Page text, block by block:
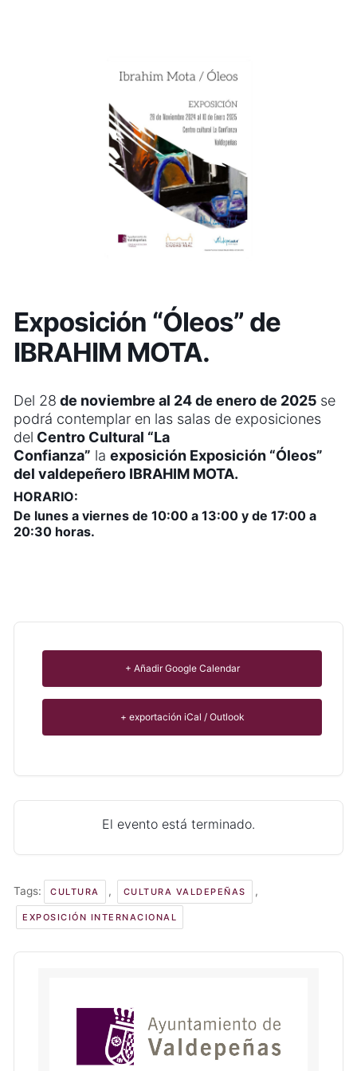
Exposición “Óleos” de
IBRAHIM MOTA.
Del 28 de noviembre al 24 de enero de 2025 se
podrá contemplar en las salas de exposiciones
del Centro Cultural “La
Confianza” laexposición Exposición “Óleos”
del valdepeñero IBRAHIM MOTA.
HORARIO:
De lunes a viernes de 10:00 a 13:00 y de 17:00 a
20:30 horas.
+ Añadir Google Calendar
+ exportación iCal / Outlook
El evento está terminado.
Tags: CULTURA , CULTURA VALDEPEÑAS ,
EXPOSICIÓN INTERNACIONAL